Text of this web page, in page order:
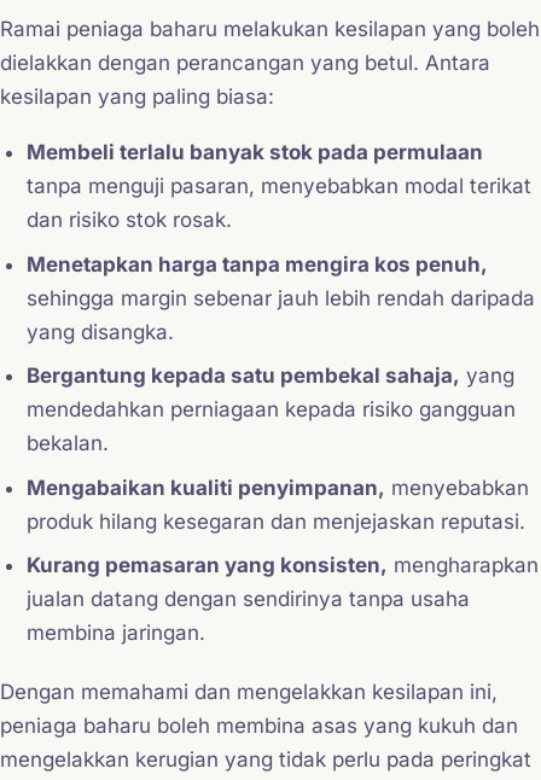
Ramai peniaga baharu melakukan kesilapan yang boleh
dielakkan dengan perancangan yang betul. Antara
kesilapan yang paling biasa:
Membeli terlalu banyak stok pada permulaan
tanpa menguji pasaran, menyebabkan modal terikat
dan risiko stok rosak.
Menetapkan harga tanpa mengira kos penuh,
sehingga margin sebenar jauh lebih rendah daripada
yang disangka.
Bergantung kepada satu pembekal sahaja, yang
mendedahkan perniagaan kepada risiko gangguan
bekalan.
Mengabaikan kualiti penyimpanan, menyebabkan
produk hilang kesegaran dan menjejaskan reputasi.
Kurang pemasaran yang konsisten, mengharapkan
jualan datang dengan sendirinya tanpa usaha
membina jaringan.
Dengan memahami dan mengelakkan kesilapan ini,
peniaga baharu boleh membina asas yang kukuh dan
mengelakkan kerugian yang tidak perlu pada peringkat